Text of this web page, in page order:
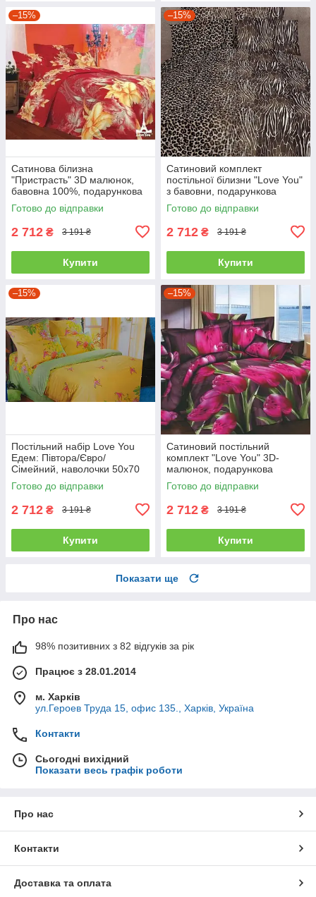
–15%
Сатинова білизна
"Пристрасть" 3D малюнок,
бавовна 100%, подарункова
упаковка полуторний
Готово до відправки
2 712 ₴ 3 191 ₴
Купити
–15%
Сатиновий комплект
постільної білизни "Love You"
з бавовни, подарункова
упаковка полуторний
Готово до відправки
2 712 ₴ 3 191 ₴
Купити
–15%
Постільний набір Love You
Едем: Півтора/Євро/
Сімейний, наволочки 50x70
полуторний
Готово до відправки
2 712 ₴ 3 191 ₴
Купити
–15%
Сатиновий постільний
комплект "Love You" 3D-
малюнок, подарункова
упаковка полуторний
Готово до відправки
2 712 ₴ 3 191 ₴
Купити
Показати ще
Про нас
98% позитивних з 82 відгуків за рік
Працює з 28.01.2014
м. Харків
ул.Героев Труда 15, офис 135., Харків, Україна
Контакти
Сьогодні вихідний
Показати весь графік роботи
Про нас
Контакти
Доставка та оплата